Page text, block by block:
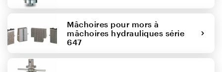
Mâchoires pour mors à
mâchoires hydrauliques série
647